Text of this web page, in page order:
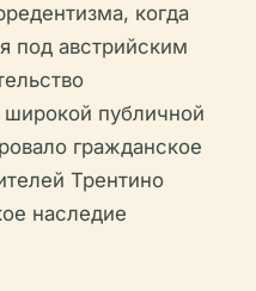
когда
под австрийским
широкой публичной
гражданское
Трентино
наследие